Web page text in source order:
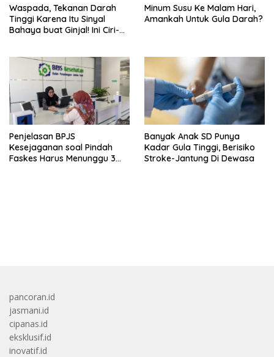
Waspada, Tekanan Darah
Tinggi Karena Itu Sinyal
Bahaya buat Ginjal! Ini Ciri-
Minum Susu Ke Malam Hari,
Amankah Untuk Gula Darah?
Penjelasan BPJS
Kesejaganan soal Pindah
Faskes Harus Menunggu 3
Banyak Anak SD Punya
Kadar Gula Tinggi, Berisiko
Stroke-Jantung Di Dewasa
pancoran.id
jasmani.id
cipanas.id
eksklusif.id
inovatif.id